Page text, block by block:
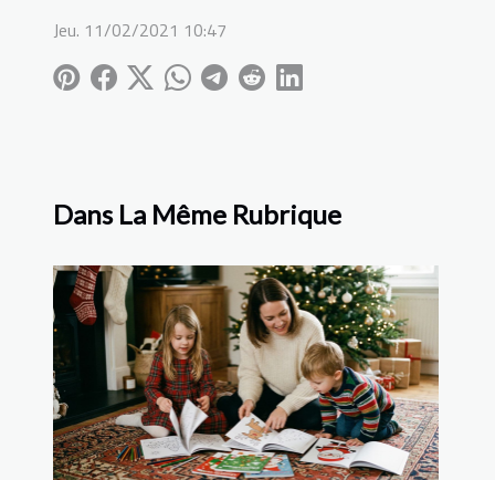
Jeu. 11/02/2021 10:47
Dans La Même Rubrique